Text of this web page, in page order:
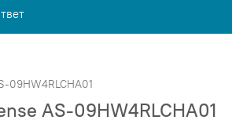
09HW4RLCHA01
AS-09HW4RLCHA01